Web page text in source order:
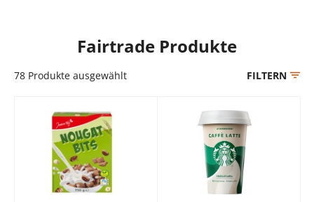
Fairtrade Produkte
78 Produkte ausgewählt FILTERN